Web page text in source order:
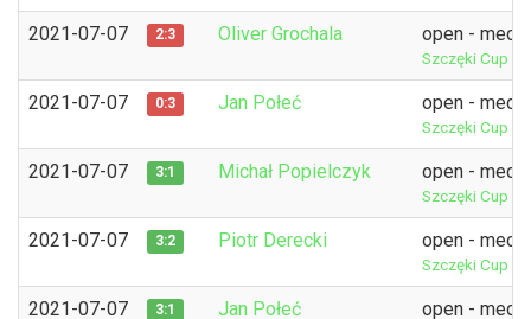
2021-07-07 2:3 Oliver Grochala open - mecz
Szczęki Cup
2021-07-07 0:3 Jan Połeć open - mecz
Szczęki Cup
2021-07-07 3:1 Michał Popielczyk open - mecz
Szczęki Cup
2021-07-07 3:2 Piotr Derecki open - mecz
Szczęki Cup
2021-07-07 3:1 Jan Połeć open - mecz